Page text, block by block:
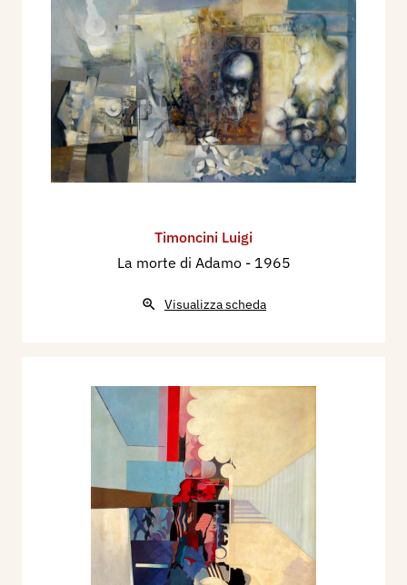
Timoncini Luigi
La morte di Adamo - 1965
Visualizza scheda